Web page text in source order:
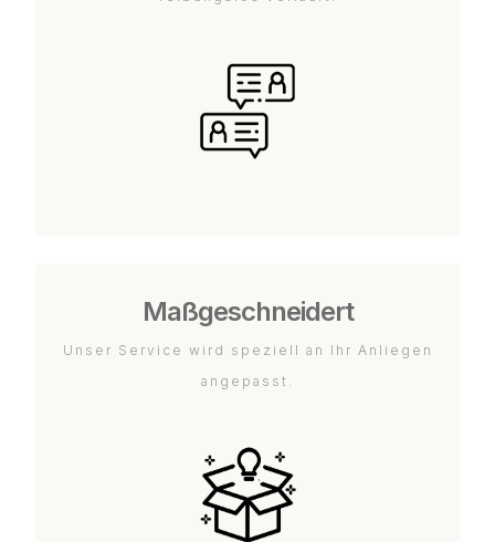
Maßgeschneidert
Unser Service wird speziell an Ihr Anliegen
angepasst.